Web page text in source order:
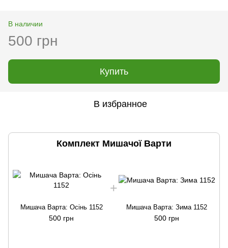
В наличии
500 грн
Купить
В избранное
Комплект Мишачої Варти
Мишача Варта: Осінь 1152
500 грн
Мишача Варта: Зима 1152
500 грн